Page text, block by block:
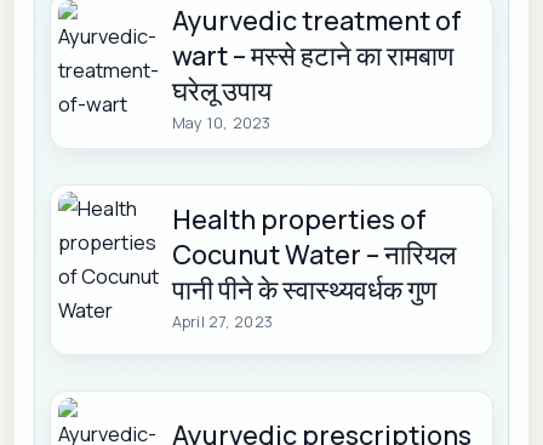
Ayurvedic treatment of
wart – मस्से हटाने का रामबाण
घरेलू उपाय
May 10, 2023
Health properties of
Cocunut Water – नारियल
पानी पीने के स्वास्थ्यवर्धक गुण
April 27, 2023
Ayurvedic prescriptions